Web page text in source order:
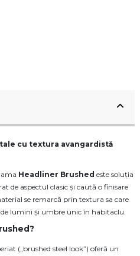
cu textura avangardistă
Headliner Brushed este soluția
de aspectul clasic și caută o finisare
se remarcă prin textura sa care
lumini și umbre unic în habitaclu.
(„brushed steel look”) oferă un